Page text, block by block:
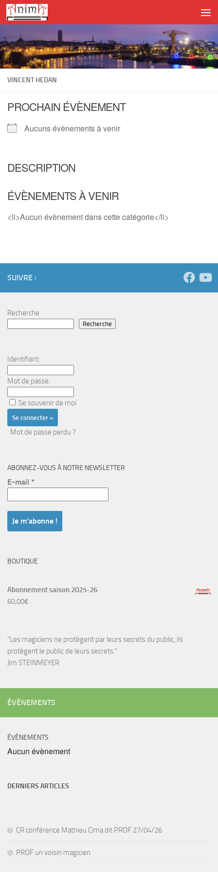
Skip to content
VINCENT HEDAN
PROCHAIN ÉVÈNEMENT
Aucuns évènements à venir
DESCRIPTION
ÉVÈNEMENTS À VENIR
<li>Aucun évènement dans cette catégorie</li>
SUIVRE :
Recherche
Recherche
Identifiant:
Mot de passe:
Se souvenir de moi
Mot de passe perdu ?
ABONNEZ-VOUS À NOTRE NEWSLETTER
E-mail *
BOUTIQUE
Abonnement saison 2025-26
60,00€
"Les magiciens ne protègent par leurs secrets du public, ils
protègent le public de leurs secrets."
Jim STEINMEYER
ÉVÈNEMENTS
ÉVÈNEMENTS
Aucun évènement
DERNIERS ARTICLES
CR conférence Mathieu Cima dit PROF 27/04/26
PROF un voisin magicien